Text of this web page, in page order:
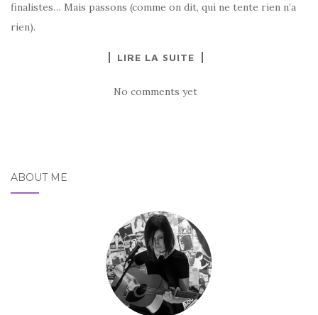
finalistes… Mais passons (comme on dit, qui ne tente rien n’a
rien).
LIRE LA SUITE
No comments yet
ABOUT ME